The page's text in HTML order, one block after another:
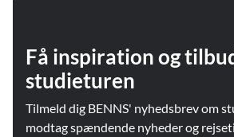
Få inspiration og
studieturen
Tilmeld dig BENNS' nyhedsbrev om
modtag spændende nyheder og